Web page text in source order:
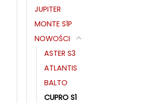
JUPITER
MONTE S1P
NOWOŚCI
ASTER S3
ATLANTIS
BALTO
CUPRO S1